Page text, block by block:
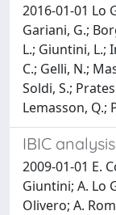
2016-01-01 Lo
Gariani, G.;
L.; Giuntini, L.;
C.; Gelli, N.;
Soldi, S.;
Lemasson, Q.;
IBIC
2009-01-01 E.
Giuntini; A. Lo
Olivero; A.